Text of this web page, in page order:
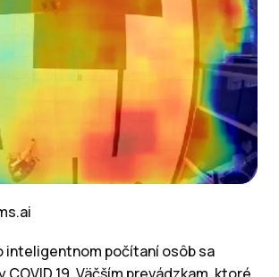
inteligentnom počítaní osôb sa